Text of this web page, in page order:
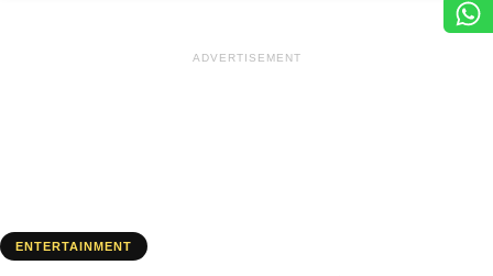
ADVERTISEMENT
ENTERTAINMENT